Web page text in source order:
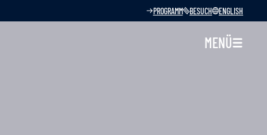
PROGRAMM BESUCH ENGLISH
MENÜ